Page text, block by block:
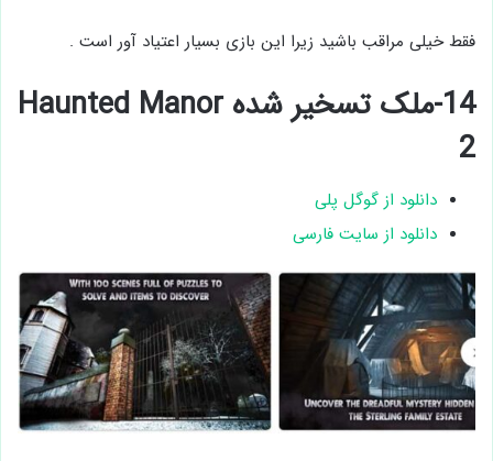
فقط خیلی مراقب باشید زیرا این بازی بسیار اعتیاد آور است .
14-ملک تسخیر شده Haunted Manor
2
دانلود از گوگل پلی
دانلود از سایت فارسی